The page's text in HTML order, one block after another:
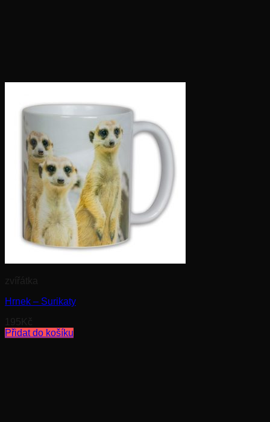
Hrnek – Surikaty
195 Kč
Přidat do košíku